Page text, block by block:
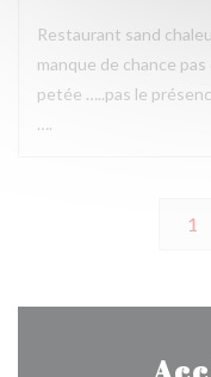
Restaurant sand
manque de chance pas
petée …..pas le
….
1